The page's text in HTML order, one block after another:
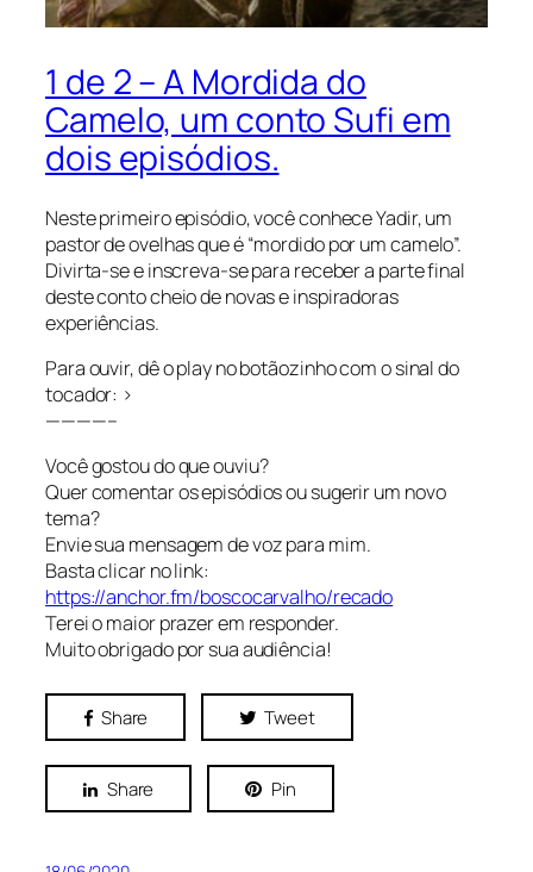
1 de 2 – A Mordida do
Camelo, um conto Sufi em
dois episódios.
Neste primeiro episódio, você conhece Yadir, um
pastor de ovelhas que é “mordido por um camelo”.
Divirta-se e inscreva-se para receber a parte final
deste conto cheio de novas e inspiradoras
experiências.
Para ouvir, dê o play no botãozinho com o sinal do
tocador: >
————–
Você gostou do que ouviu?
Quer comentar os episódios ou sugerir um novo
tema?
Envie sua mensagem de voz para mim.
Basta clicar no link:
https://anchor.fm/boscocarvalho/recado
Terei o maior prazer em responder.
Muito obrigado por sua audiência!
Share Tweet
Share Pin